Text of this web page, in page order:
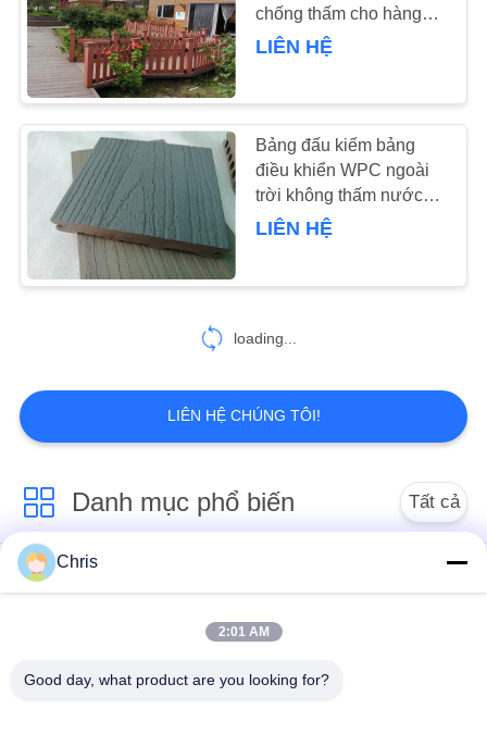
Vải nỉ công nghiệp
Máy làm giấy
478
Máy Corrugator bìa
cứng
155
chống thấm cho hàng
rào vườn
LIÊN HỆ
Bảng đấu kiếm bảng
điều khiển WPC ngoài
trời không thấm nước
cao
LIÊN HỆ
loading...
LIÊN HỆ CHÚNG TÔI!
Danh mục phổ biến
Tất cả
vật liệu không dệt
Chris
2:01 AM
Good day, what product are you looking for?